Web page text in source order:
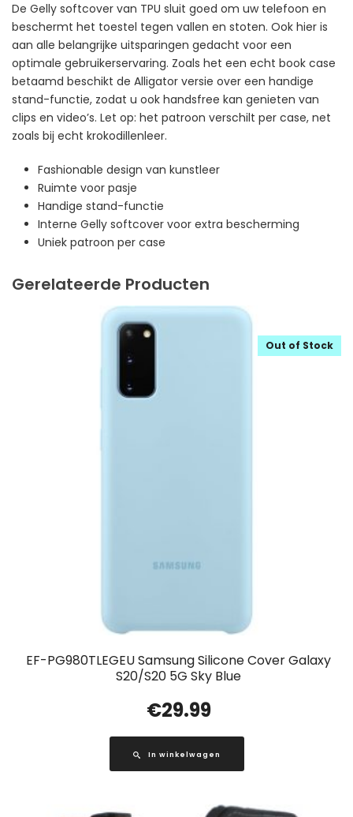
De Gelly softcover van TPU sluit goed om uw telefoon en
beschermt het toestel tegen vallen en stoten. Ook hier is
aan alle belangrijke uitsparingen gedacht voor een
optimale gebruikerservaring. Zoals het een echt book case
betaamd beschikt de Alligator versie over een handige
stand-functie, zodat u ook handsfree kan genieten van
clips en video’s. Let op: het patroon verschilt per case, net
zoals bij echt krokodillenleer.
Fashionable design van kunstleer
Ruimte voor pasje
Handige stand-functie
Interne Gelly softcover voor extra bescherming
Uniek patroon per case
Gerelateerde Producten
EF-PG980TLEGEU Samsung Silicone Cover Galaxy
S20/S20 5G Sky Blue
Out of Stock
€29.99
In winkelwagen